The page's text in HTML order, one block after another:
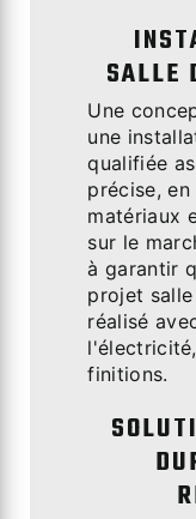
SALLE
Une
une
qualifiée
précise,
matériaux
sur le
à garantir
projet
réalisé
finitions.